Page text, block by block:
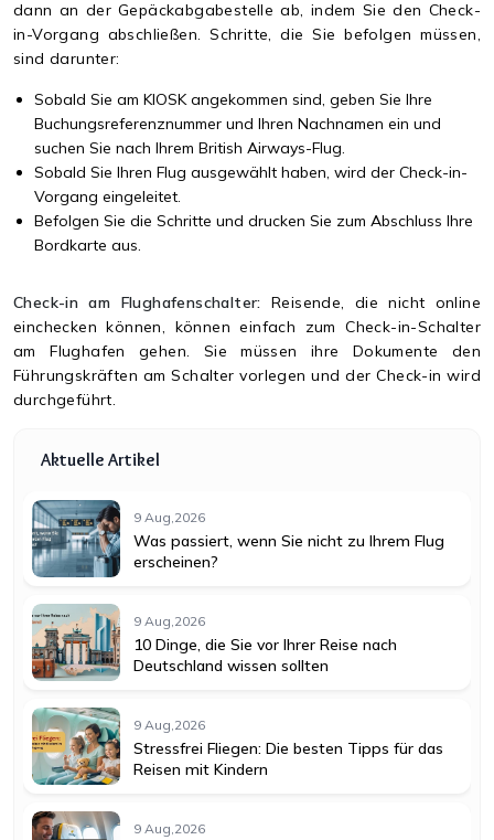
dann an der Gepäckabgabestelle ab, indem Sie den Check-
in-Vorgang abschließen. Schritte, die Sie befolgen müssen,
sind darunter:
Sobald Sie am KIOSK angekommen sind, geben Sie Ihre
Buchungsreferenznummer und Ihren Nachnamen ein und
suchen Sie nach Ihrem British Airways-Flug.
Sobald Sie Ihren Flug ausgewählt haben, wird der Check-in-
Vorgang eingeleitet.
Befolgen Sie die Schritte und drucken Sie zum Abschluss Ihre
Bordkarte aus.
Check-in am Flughafenschalter: Reisende, die nicht online
einchecken können, können einfach zum Check-in-Schalter
am Flughafen gehen. Sie müssen ihre Dokumente den
Führungskräften am Schalter vorlegen und der Check-in wird
durchgeführt.
Aktuelle Artikel
9 Aug,2026
Was passiert, wenn Sie nicht zu Ihrem Flug
erscheinen?
9 Aug,2026
10 Dinge, die Sie vor Ihrer Reise nach
Deutschland wissen sollten
9 Aug,2026
Stressfrei Fliegen: Die besten Tipps für das
Reisen mit Kindern
9 Aug,2026